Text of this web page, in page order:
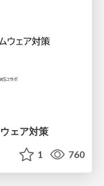
ェア対策
1 760